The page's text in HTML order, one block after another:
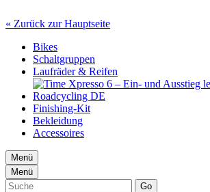
« Zurück zur Hauptseite
Bikes
Schaltgruppen
Laufräder & Reifen
Finishing-Kit
Bekleidung
Accessoires
Menü
Menü
Go